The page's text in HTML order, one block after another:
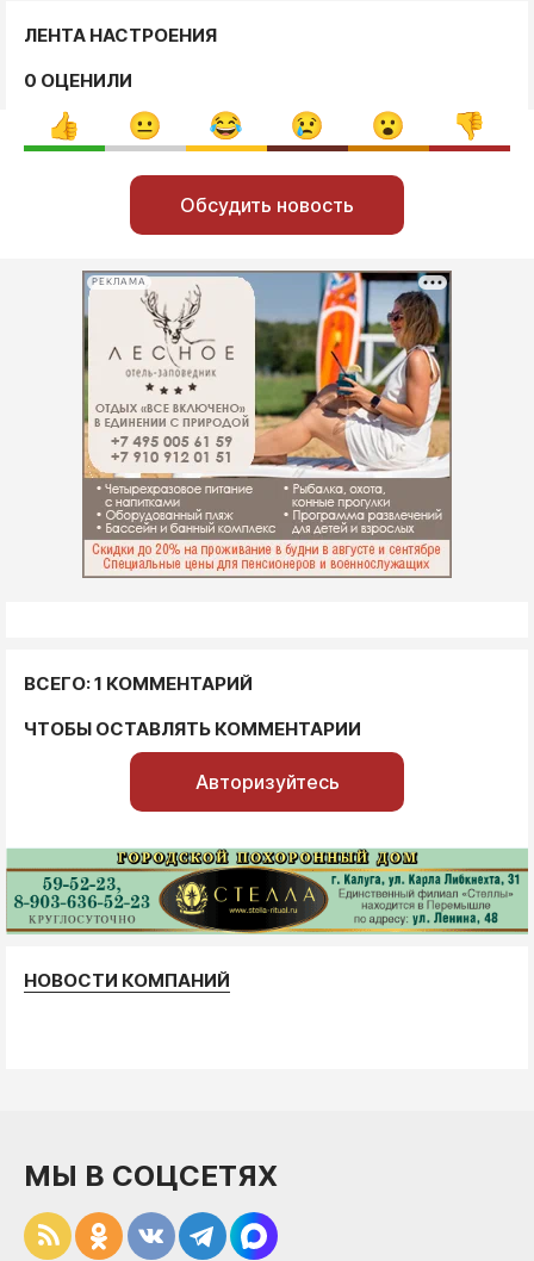
ЛЕНТА НАСТРОЕНИЯ
0 ОЦЕНИЛИ
Обсудить новость
РЕКЛАМА
ВСЕГО: 1 КОММЕНТАРИЙ
ЧТОБЫ ОСТАВЛЯТЬ КОММЕНТАРИИ
Авторизуйтесь
НОВОСТИ КОМПАНИЙ
МЫ В СОЦСЕТЯХ